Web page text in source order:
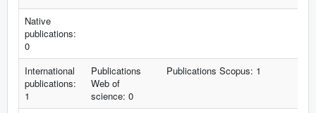
Native
publications:
0
International
publications:
1
Publications
Web of
science: 0
Publications Scopus: 1